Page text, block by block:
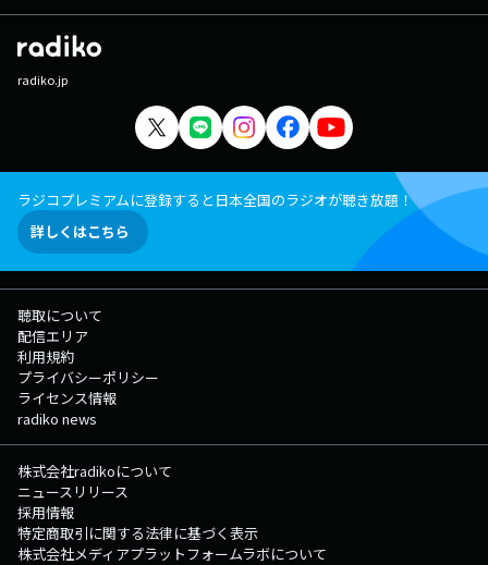
radiko.jp
ラジコプレミアムに登録すると日本全国のラジオが聴き放題！
詳しくはこちら
聴取について
配信エリア
利用規約
プライバシーポリシー
ライセンス情報
radiko news
株式会社radikoについて
ニュースリリース
採用情報
特定商取引に関する法律に基づく表示
株式会社メディアプラットフォームラボについて